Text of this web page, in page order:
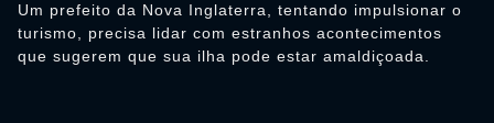
Um prefeito da Nova Inglaterra, tentando impulsionar o
turismo, precisa lidar com estranhos acontecimentos
que sugerem que sua ilha pode estar amaldiçoada.